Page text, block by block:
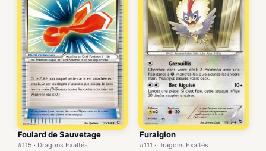
Foulard de Sauvetage
#115 · Dragons Exaltés
Furaiglon
#111 · Dragons Exaltés